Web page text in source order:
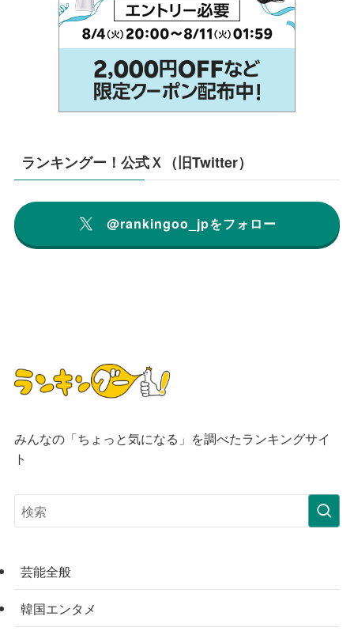
ランキングー！公式Ｘ（旧Twitter）
@rankingoo_jpをフォロー
みんなの「ちょっと気になる」を調べたランキングサイ
ト
芸能全般
韓国エンタメ